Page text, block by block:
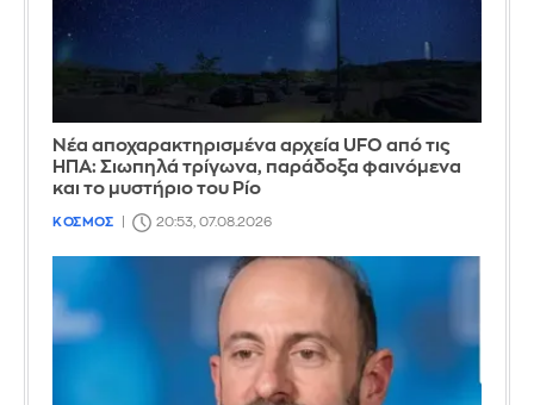
Νέα αποχαρακτηρισμένα αρχεία UFO από τις
ΗΠΑ: Σιωπηλά τρίγωνα, παράδοξα φαινόμενα
και το μυστήριο του Ρίο
ΚΟΣΜΟΣ 20:53, 07.08.2026